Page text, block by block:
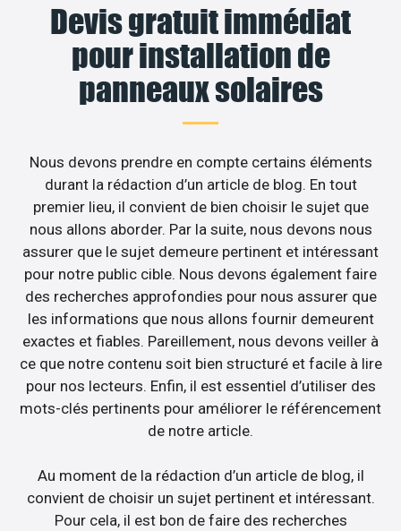
Devis gratuit immédiat
pour installation de
panneaux solaires
Nous devons prendre en compte certains éléments
durant la rédaction d’un article de blog. En tout
premier lieu, il convient de bien choisir le sujet que
nous allons aborder. Par la suite, nous devons nous
assurer que le sujet demeure pertinent et intéressant
pour notre public cible. Nous devons également faire
des recherches approfondies pour nous assurer que
les informations que nous allons fournir demeurent
exactes et fiables. Pareillement, nous devons veiller à
ce que notre contenu soit bien structuré et facile à lire
pour nos lecteurs. Enfin, il est essentiel d’utiliser des
mots-clés pertinents pour améliorer le référencement
de notre article.
Au moment de la rédaction d’un article de blog, il
convient de choisir un sujet pertinent et intéressant.
Pour cela, il est bon de faire des recherches